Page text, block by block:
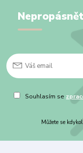
Souhlasím se
Můžete se